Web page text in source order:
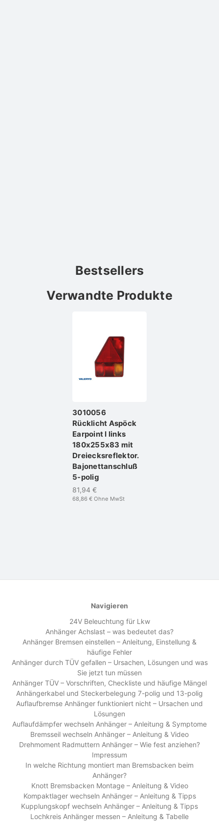
Bestsellers
Verwandte Produkte
3010056
Rücklicht Aspöck
Earpoint I links
180x255x83 mit
Dreiecksreflektor.
Bajonettanschluß
5-polig
81,94 €
68,86 € Ohne MwSt
Navigieren
24V Beleuchtung für Lkw
Anhänger Achslast – was bedeutet das?
Anhänger Bremsen einstellen – Anleitung, Einstellung &
häufige Fehler
Anhänger durch TÜV gefallen – Ursachen, Lösungen und was
Sie jetzt tun müssen
Anhänger TÜV – Vorschriften, Checkliste und häufige Mängel
Anhängerkabel und Steckerbelegung 7-polig und 13-polig
Auflaufbremse Anhänger funktioniert nicht – Ursachen und
Lösungen
Auflaufdämpfer wechseln Anhänger – Anleitung & Symptome
Bremsseil wechseln Anhänger – Anleitung & Video
Drehmoment Radmuttern Anhänger – Wie fest anziehen?
Impressum
In welche Richtung montiert man Bremsbacken beim
Anhänger?
Knott Bremsbacken Montage – Anleitung & Video
Kompaktlager wechseln Anhänger – Anleitung & Tipps
Kupplungskopf wechseln Anhänger – Anleitung & Tipps
Lochkreis Anhänger messen – Anleitung & Tabelle